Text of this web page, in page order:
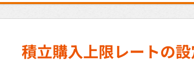
積立購入上限レートの